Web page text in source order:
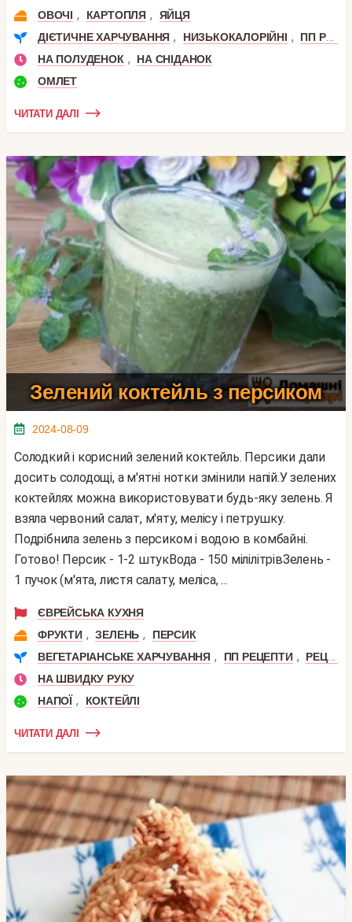
ОВОЧІ , КАРТОПЛЯ ,
ЯЙЦЯ
ДІЄТИЧНЕ ХАРЧУВАННЯ , НИЗЬКОКАЛОРІЙНІ ,
ПП РЕЦЕПТИ
НА ПОЛУДЕНОК ,
НА СНІДАНОК
ОМЛЕТ
ЧИТАТИ ДАЛІ
Зелений коктейль з персиком
2024-08-09
Солодкий і корисний зелений коктейль. Персики дали
досить солодощі, а м'ятні нотки змінили напій.У зелених
коктейлях можна використовувати будь-яку зелень. Я
взяла червоний салат, м'яту, мелісу і петрушку.
Подрібнила зелень з персиком і водою в комбайні.
Готово! Персик - 1-2 штукВода - 150 мілілітрівЗелень -
1 пучок (м'ята, листя салату, меліса, ...
ЄВРЕЙСЬКА КУХНЯ
ФРУКТИ , ЗЕЛЕНЬ ,
ПЕРСИК
ВЕГЕТАРІАНСЬКЕ ХАРЧУВАННЯ , ПП РЕЦЕПТИ ,
РЕЦЕПТИ СИРОЇДІННЯ
НА ШВИДКУ РУКУ
НАПОЇ , КОКТЕЙЛІ
ЧИТАТИ ДАЛІ